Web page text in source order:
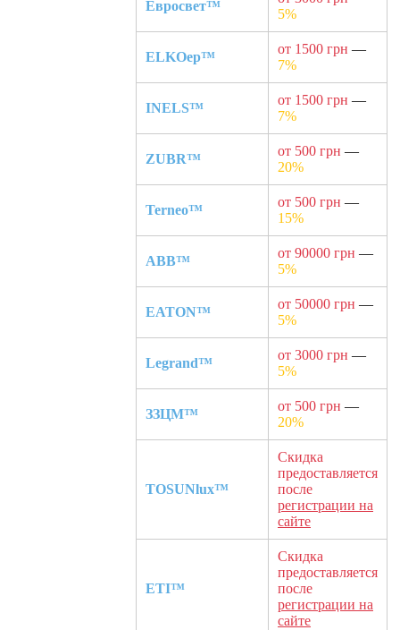
Евросвет™
5%
ELKOep™
от 1500 грн —
7%
INELS™
от 1500 грн —
7%
ZUBR™
от 500 грн —
20%
Terneo™
от 500 грн —
15%
ABB™
от 90000 грн —
5%
EATON™
от 50000 грн —
5%
Legrand™
от 3000 грн —
5%
ЗЗЦМ™
от 500 грн —
20%
TOSUNlux™
Скидка
предоставляется
после
регистрации на
сайте
ETI™
Скидка
предоставляется
после
регистрации на
сайте